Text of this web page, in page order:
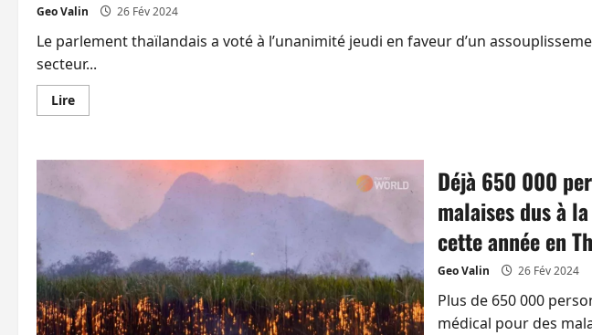
Thaksin
Geo Valin 26 Fév 2024
Le parlement thaïlandais a voté à l’unanimité jeudi en faveur d’un
secteur...
LireEn
savoir
parlement
règles
concernant
en
Thaïlande
quitte
à
agacer
l’UE
Déjà 650 000
malaises dus à
cette année en
Geo Valin 26 Fév 2024
Plus de 650 000
médical pour des